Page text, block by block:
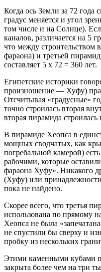
Когда ось Земли за 72 года
градус меняется и угол
том числе и на Солнце).
каналов, различается на 5
что между строительством
фараона) и третьей
составляет 5 х 72 = 360 лет.
Египетские историки
произношение — Хуфу)
Отсчитывая «градусные»
точно строилась вторая
вторая пирамида
В пирамиде Хеопса в
мощных сводчатых, как
погребальной камерой)
рабочими, которые
фараона Хуфу». Никакого
(Хуфу) или
пока не найдено.
Скорее всего, что третья
использована по прямому
Хеопса не была
не спустили бы сверху и
пробку из нескольких
Этими каменными кубами
закрыта более чем на три